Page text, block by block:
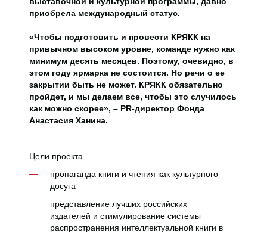
приобрела международный статус.
«Чтобы подготовить и провести КРЯКК на
привычном высоком уровне, команде нужно как
минимум десять месяцев. Поэтому, очевидно, в
этом году ярмарка не состоится. Но речи о ее
закрытии быть не может. КРЯКК обязательно
пройдет, и мы делаем все, чтобы это случилось
как можно скорее», – PR-директор Фонда
Анастасия Ханина.
Цели проекта
пропаганда книги и чтения как культурного
досуга
представление лучших российских
издателей и стимулирование системы
распространения интеллектуальной книги в